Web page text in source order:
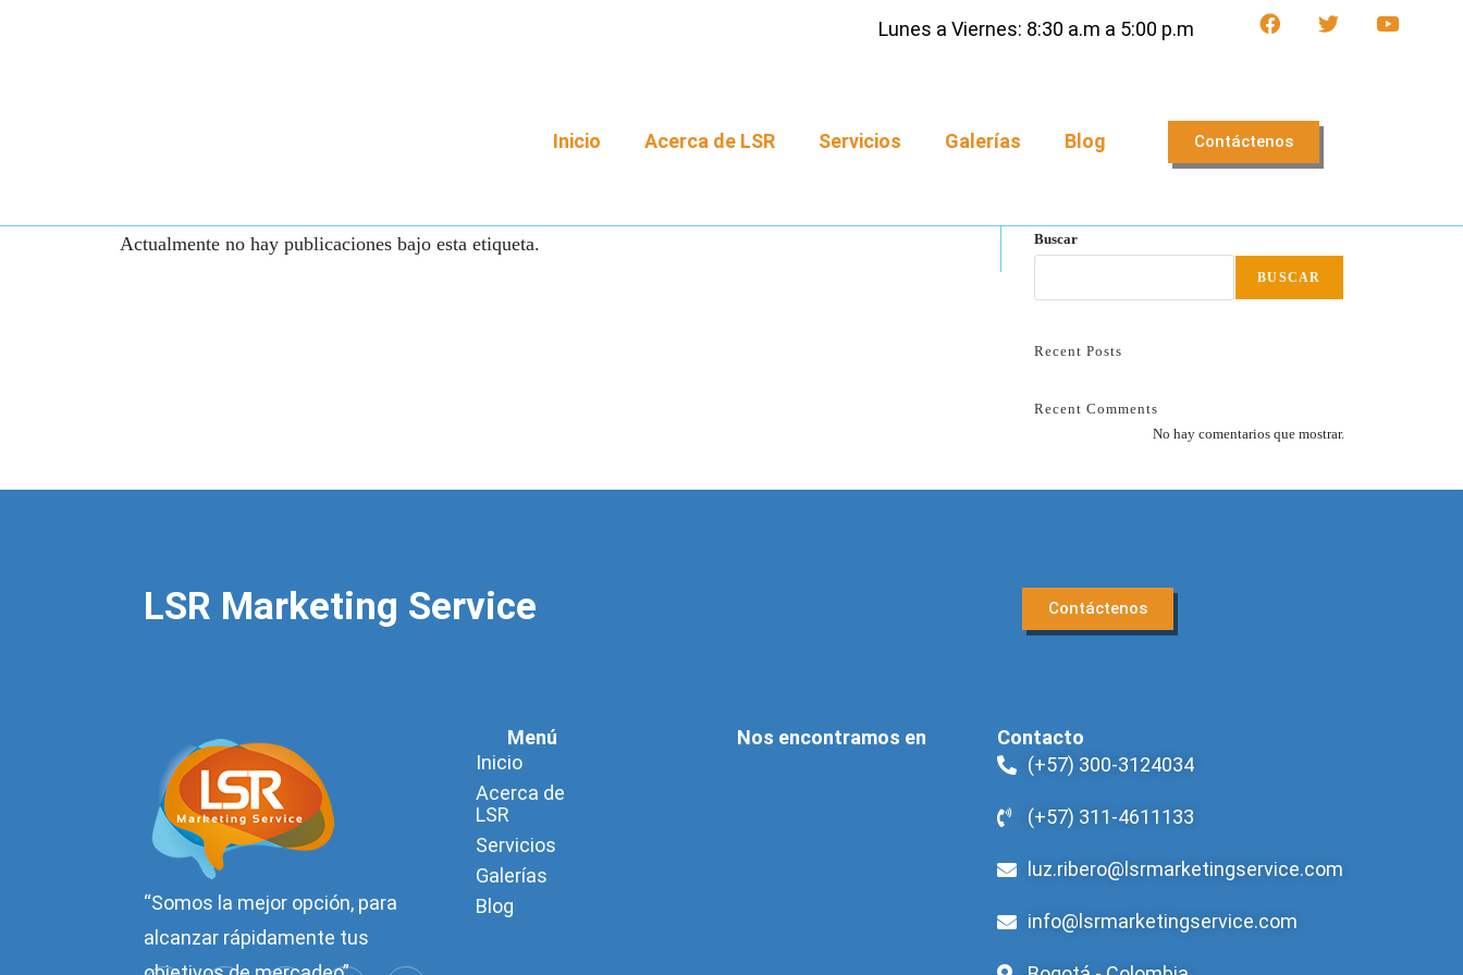
Lunes a Viernes: 8:30 a.m a 5:00 p.m
Inicio Acerca de LSR Servicios Galerías Blog Contáctenos
Actualmente no hay publicaciones bajo esta etiqueta. Buscar
BUSCAR
Recent Posts
Recent Comments
No hay comentarios que mostrar.
LSR Marketing Service Contáctenos
“Somos la mejor opción, para
alcanzar rápidamente tus
Menú
Inicio
Acerca de
LSR
Servicios
Galerías
Blog
Nos encontramos en
Contacto
(+57) 300-3124034
(+57) 311-4611133
luz.ribero@lsrmarketingservice.com
info@lsrmarketingservice.com